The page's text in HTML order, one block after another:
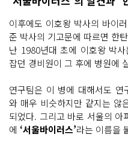
이후에도 이호왕 박사의 바이
준 박사의 기고문에 따르면 한
난 1980년대 초에 이호왕 박
잡던 경비원이 그 후에 병원에
연구팀은 이 병에 대해서도 연
와 매우 비슷하지만 같지는 않
되었다. 그리고 바로 서울의 아
에 ‘서울바이러스’라는 이름을